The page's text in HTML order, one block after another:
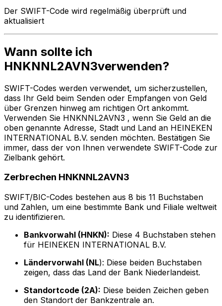
Der SWIFT-Code wird regelmäßig überprüft und
aktualisiert
Wann sollte ich
HNKNNL2AVN3verwenden?
SWIFT-Codes werden verwendet, um sicherzustellen,
dass Ihr Geld beim Senden oder Empfangen von Geld
über Grenzen hinweg am richtigen Ort ankommt.
Verwenden Sie HNKNNL2AVN3 , wenn Sie Geld an die
oben genannte Adresse, Stadt und Land an HEINEKEN
INTERNATIONAL B.V. senden möchten. Bestätigen Sie
immer, dass der von Ihnen verwendete SWIFT-Code zur
Zielbank gehört.
Zerbrechen HNKNNL2AVN3
SWIFT/BIC-Codes bestehen aus 8 bis 11 Buchstaben
und Zahlen, um eine bestimmte Bank und Filiale weltweit
zu identifizieren.
Bankvorwahl (HNKN): Diese 4 Buchstaben stehen
für HEINEKEN INTERNATIONAL B.V.
Ländervorwahl (NL): Diese beiden Buchstaben
zeigen, dass das Land der Bank Niederlandeist.
Standortcode (2A): Diese beiden Zeichen geben
den Standort der Bankzentrale an.